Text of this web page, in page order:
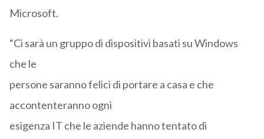
Microsoft.
“Ci sarà un gruppo di dispositivi basati su Windows
che le
persone saranno felici di portare a casa e che
accontenteranno ogni
esigenza IT che le aziende hanno tentato di